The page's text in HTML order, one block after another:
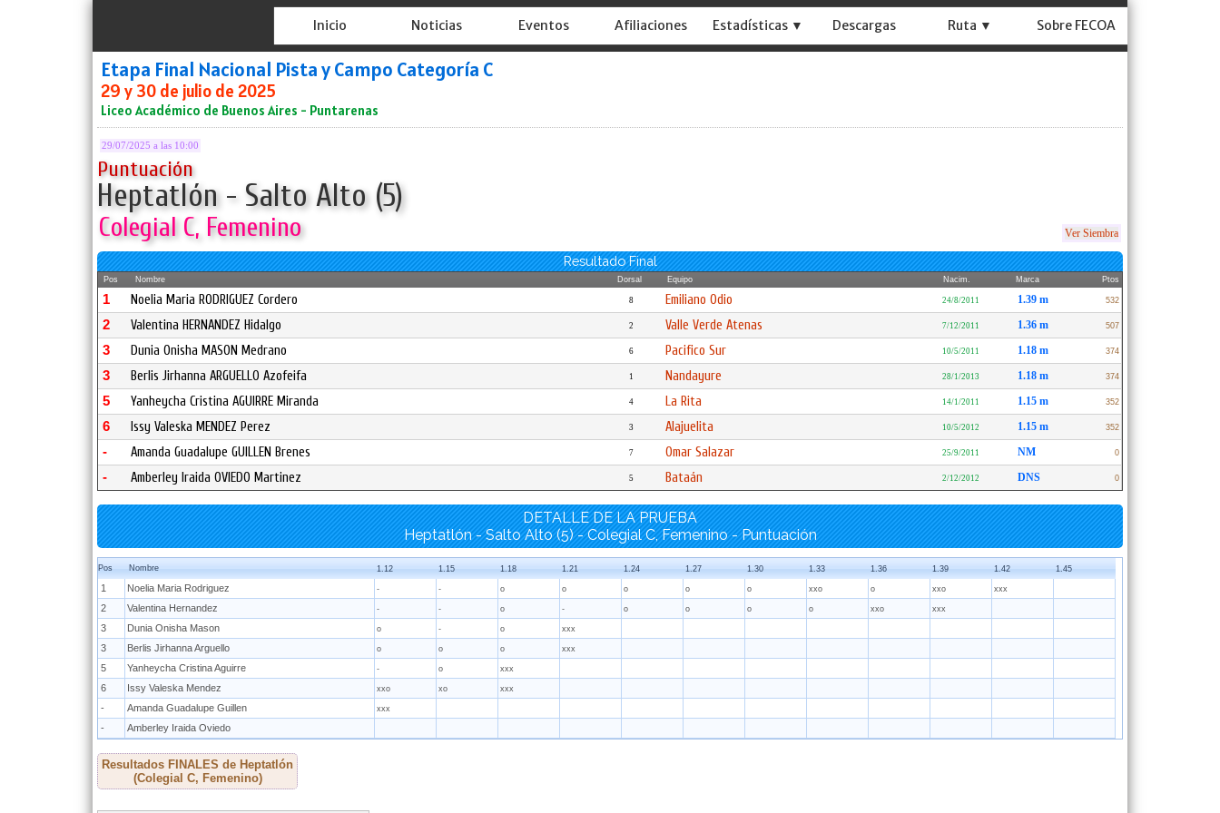
Inicio Noticias Eventos Afiliaciones Estadísticas ▼ Descargas Ruta ▼ Sobre FECOA
Etapa Final Nacional Pista y Campo Categoría C
29 y 30 de julio de 2025
Liceo Académico de Buenos Aires - Puntarenas
29/07/2025 a las 10:00
Puntuación
Heptatlón - Salto Alto (5)
Colegial C, Femenino Ver Siembra
Resultado Final
Pos Nombre Dorsal Equipo Nacim. Marca Ptos
1 Noelia Maria RODRIGUEZ Cordero 8 Emiliano Odio 24/8/2011 1.39 m 532
2 Valentina HERNANDEZ Hidalgo 2 Valle Verde Atenas 7/12/2011 1.36 m 507
3 Dunia Onisha MASON Medrano 6 Pacifico Sur 10/5/2011 1.18 m 374
3 Berlis Jirhanna ARGUELLO Azofeifa 1 Nandayure 28/1/2013 1.18 m 374
5 Yanheycha Cristina AGUIRRE Miranda 4 La Rita 14/1/2011 1.15 m 352
6 Issy Valeska MENDEZ Perez 3 Alajuelita 10/5/2012 1.15 m 352
- Amanda Guadalupe GUILLEN Brenes 7 Omar Salazar 25/9/2011 NM 0
- Amberley Iraida OVIEDO Martinez 5 Bataán 2/12/2012 DNS 0
DETALLE DE LA PRUEBA
Heptatlón - Salto Alto (5) - Colegial C, Femenino - Puntuación
Pos Nombre 1.12 1.15 1.18 1.21 1.24 1.27 1.30 1.33 1.36 1.39 1.42 1.45
1 Noelia Maria Rodriguez - - o o o o o xxo o xxo xxx
2 Valentina Hernandez - - o - o o o o xxo xxx
3 Dunia Onisha Mason o - o xxx
3 Berlis Jirhanna Arguello o o o xxx
5 Yanheycha Cristina Aguirre - o xxx
6 Issy Valeska Mendez xxo xo xxx
- Amanda Guadalupe Guillen xxx
- Amberley Iraida Oviedo
Resultados FINALES de Heptatlón
(Colegial C, Femenino)